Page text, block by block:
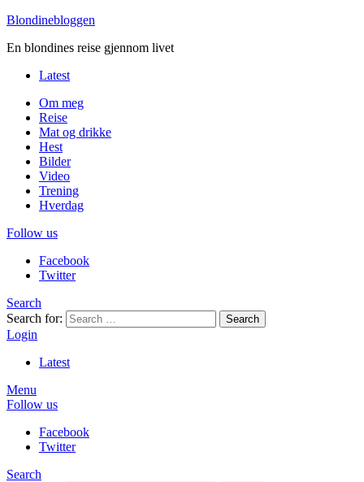
Blondinebloggen
En blondines reise gjennom livet
Latest
Om meg
Reise
Mat og drikke
Hest
Bilder
Video
Trening
Hverdag
Follow us
Facebook
Twitter
Search
Search for:
Search
Login
Latest
Menu
Follow us
Facebook
Twitter
Search